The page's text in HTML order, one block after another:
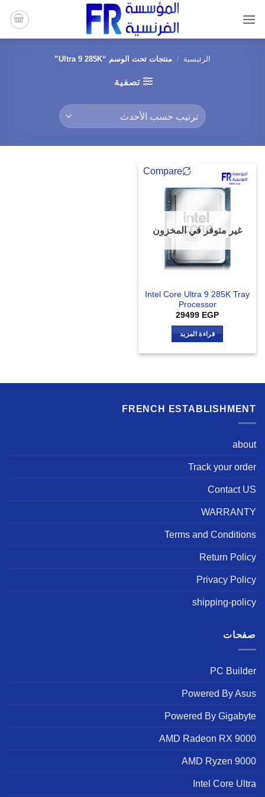
للمحتوى
الرئيسية / منتجات تحت الوسم “Ultra 9 285K”
تصفية
Compare
غير متوفر في المخزون
Intel Core Ultra 9 285K Tray
Processor
29499 EGP
قراءة المزيد
FRENCH ESTABLISHMENT
about
Track your order
Contact US
WARRANTY
Terms and Conditions
Return Policy
Privacy Policy
shipping-policy
صفحات
PC Builder
Powered By Asus
Powered By Gigabyte
AMD Radeon RX 9000
AMD Ryzen 9000
Intel Core Ultra